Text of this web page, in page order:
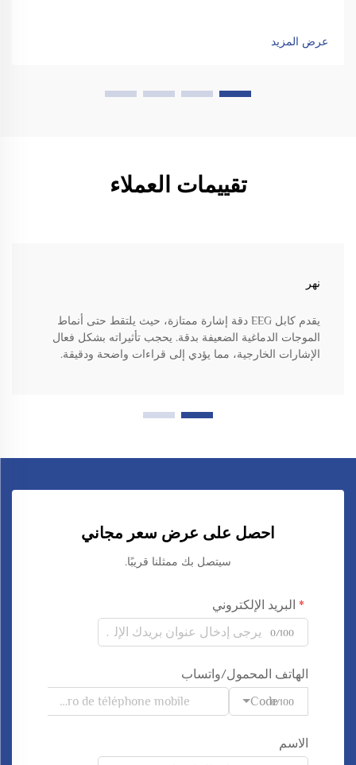
عرض المزيد
تقييمات العملاء
نهر
يقدم كابل EEG دقة إشارة ممتازة، حيث يلتقط حتى أنماط
الموجات الدماغية الضعيفة بدقة. يحجب تأثيراته بشكل فعال
الإشارات الخارجية، مما يؤدي إلى قراءات واضحة ودقيقة.
احصل على عرض سعر مجاني
سيتصل بك ممثلنا قريبًا.
البريد الإلكتروني
0/100
الهاتف المحمول/واتساب
Code0/100
الاسم